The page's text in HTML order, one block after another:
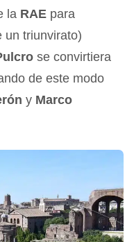
la RAE para
un triunvirato)
se convirtiera
de este modo
y Marco